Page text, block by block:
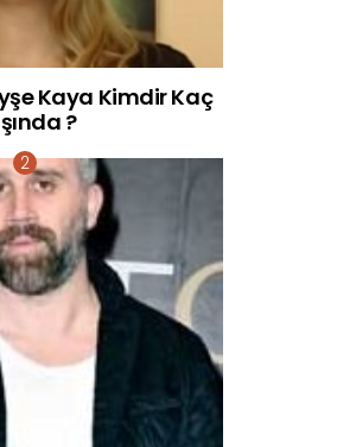
Kaya Kimdir Kaç
?